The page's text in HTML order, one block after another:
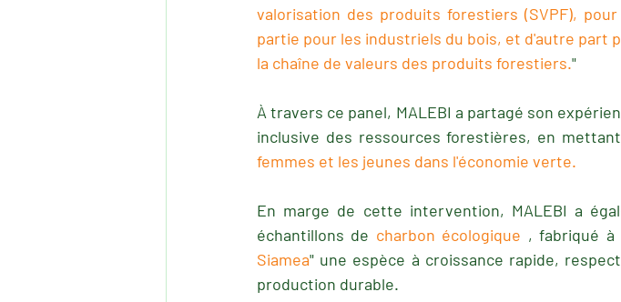
valorisation des produits forestiers (SVPF),
partie pour les industriels du bois, et d'autre part
la chaîne de valeurs des produits forestiers."
À travers ce panel, MALEBI a partagé son
inclusive des ressources forestières, en
femmes et les jeunes dans l'économie verte.
En marge de cette intervention, MALEBI a
échantillons de charbon écologique , fabriqué à
Siamea" une espèce à croissance rapide,
production durable.